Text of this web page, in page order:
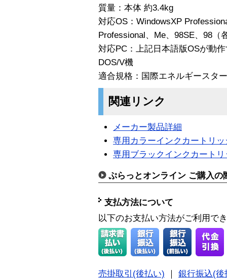
質量：本体 約3.4kg
対応OS：WindowsXP
Professional、Me、98SE、98（
対応PC：上記日本語版OSが動
DOS/V機
適合規格：国際エネルギースタ
関連リンク
メーカー製品詳細
専用カラーインクカートリ
専用ブラックインクカート
ぷらっとオンライン ご購入の
支払方法について
以下のお支払い方法がご利用で
売掛取引(後払い) ｜ 銀行振込(後